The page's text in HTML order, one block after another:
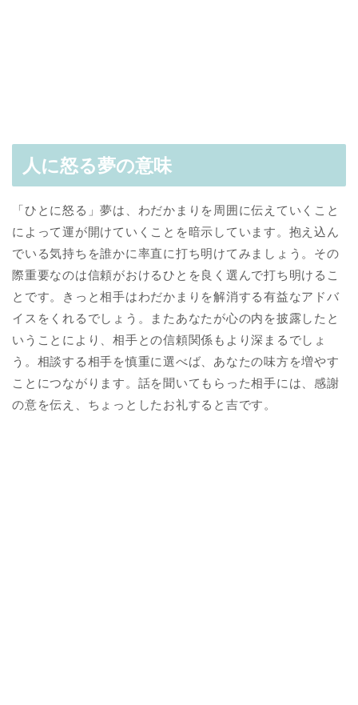
人に怒る夢の意味
「ひとに怒る」夢は、わだかまりを周囲に伝えていくこと
によって運が開けていくことを暗示しています。抱え込ん
でいる気持ちを誰かに率直に打ち明けてみましょう。その
際重要なのは信頼がおけるひとを良く選んで打ち明けるこ
とです。きっと相手はわだかまりを解消する有益なアドバ
イスをくれるでしょう。またあなたが心の内を披露したと
いうことにより、相手との信頼関係もより深まるでしょ
う。相談する相手を慎重に選べば、あなたの味方を増やす
ことにつながります。話を聞いてもらった相手には、感謝
の意を伝え、ちょっとしたお礼すると吉です。